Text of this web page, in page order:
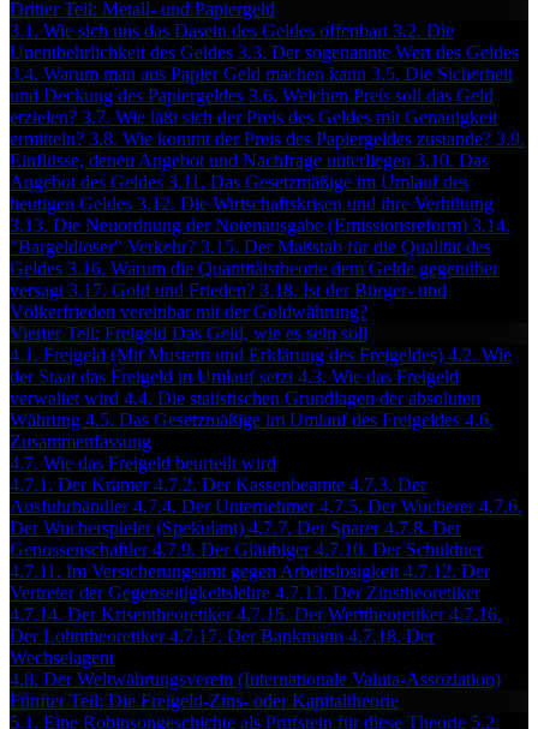
Dritter Teil: Metall- und Papiergeld
3.1. Wie sich uns das Dasein des Geldes offenbart 3.2. Die
Unentbehrlichkeit des Geldes 3.3. Der sogenannte Wert des Geldes
3.4. Warum man aus Papier Geld machen kann 3.5. Die Sicherheit
und Deckung des Papiergeldes 3.6. Welchen Preis soll das Geld
erzielen? 3.7. Wie läßt sich der Preis des Geldes mit Genauigkeit
ermitteln? 3.8. Wie kommt der Preis des Papiergeldes zustande? 3.9.
Einflüsse, denen Angebot und Nachfrage unterliegen 3.10. Das
Angebot des Geldes 3.11. Das Gesetzmäßige im Umlauf des
heutigen Geldes 3.12. Die Wirtschaftskrisen und ihre Verhütung
3.13. Die Neuordnung der Notenausgabe (Emissionsreform) 3.14.
"Bargeldloser" Verkehr? 3.15. Der Maßstab für die Qualität des
Geldes 3.16. Warum die Quantitätstheorie dem Gelde gegenüber
versagt 3.17. Gold und Frieden? 3.18. Ist der Bürger- und
Völkerfrieden vereinbar mit der Goldwährung?
Vierter Teil: Freigeld Das Geld, wie es sein soll
4.1. Freigeld (Mit Mustern und Erklärung des Freigeldes) 4.2. Wie
der Staat das Freigeld in Umlauf setzt 4.3. Wie das Freigeld
verwaltet wird 4.4. Die statistischen Grundlagen der absoluten
Währung 4.5. Das Gesetzmäßige im Umlauf des Freigeldes 4.6.
Zusammenfassung
4.7. Wie das Freigeld beurteilt wird
4.7.1. Der Krämer4.7.2. Der Kassenbeamte 4.7.3. Der
Ausfuhrhändler4.7.4. Der Unternehmer4.7.5. Der Wucherer4.7.6.
Der Wucherspieler (Spekulant) 4.7.7. Der Sparer4.7.8. Der
Genossenschaftler4.7.9. Der Gläubiger4.7.10. Der Schuldner
4.7.11. Im Versicherungsamt gegen Arbeitslosigkeit 4.7.12. Der
Vertreter der Gegenseitigkeitslehre 4.7.13. Der Zinstheoretiker
4.7.14. Der Krisentheoretiker4.7.15. Der Werttheoretiker4.7.16.
Der Lohntheoretiker4.7.17. Der Bankmann 4.7.18. Der
Wechselagent
4.8. Der Weltwährungsverein (Internationale Valuta-Assoziation)
Fünfter Teil: Die Freigeld-Zins- oder Kapitaltheorie
5.1. Eine Robinsongeschichte als Prüfstein für diese Theorie 5.2.